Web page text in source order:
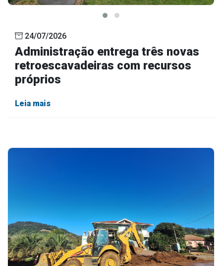
24/07/2026
Administração entrega três novas
retroescavadeiras com recursos
próprios
Leia mais